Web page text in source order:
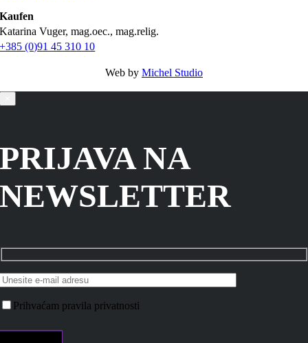
Kaufen
Katarina Vuger, mag.oec., mag.relig.
+385 (0)91 45 310 10
Web by Michel Studio
PRIJAVA NA
NEWSLETTER
Prihvaćam pravila privatnosti